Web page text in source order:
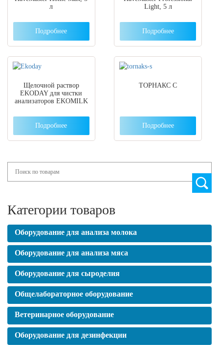
л
Подробнее
Light, 5 л
Подробнее
Щелочной раствор
EKODAY для чистки
анализаторов EKOMILK
Подробнее
ТОРНАКС С
Подробнее
Категории товаров
Оборудование для анализа молока
Оборудование для анализа мяса
Оборудование для сыроделия
Общелабораторное оборудование
Ветеринарное оборудование
Оборудование для дезинфекции